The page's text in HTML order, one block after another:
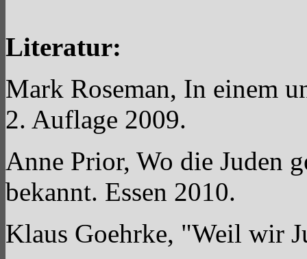
Literatur:
Mark Roseman, In einem
2. Auflage 2009.
Anne Prior, Wo die Juden
bekannt. Essen 2010.
Klaus Goehrke, "Weil wir